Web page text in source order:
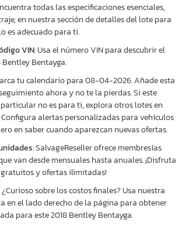
todas las especificaciones esenciales,
en nuestra sección de detalles del lote para
es adecuado para ti.
VIN: Usa el número VIN para descubrir el
Bentayga.
tu calendario para 08-04-2026. Añade esta
ahora y no te la pierdas. Si este
no es para ti, explora otros lotes en
Configura alertas personalizadas para vehículos
en saber cuando aparezcan nuevas ofertas.
: SalvageReseller ofrece membresías
van desde mensuales hasta anuales. ¡Disfruta
y ofertas ilimitadas!
¿Curioso sobre los costos finales? Usa nuestra
en el lado derecho de la página para obtener
para este 2018 Bentley Bentayga.